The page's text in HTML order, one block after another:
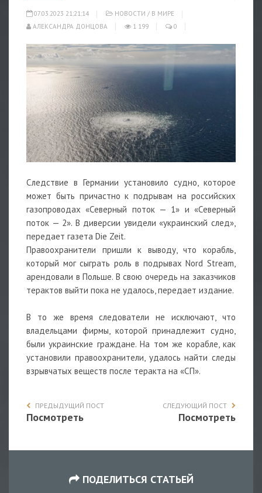
07.03.2023 21:21:14 НОВОСТИ / В МИРЕ
АЛЕКСАНДРА ДОНЦОВА
1 199 0
Следствие в Германии установило судно, которое
может быть причастно к подрывам на российских
газопроводах «Северный поток — 1» и «Северный
поток — 2». В диверсии увидели «украинский след»,
передает газета Die Zeit.
Правоохранители пришли к выводу, что корабль,
который мог сыграть роль в подрывах Nord Stream,
арендовали в Польше. В свою очередь на заказчиков
терактов выйти пока не удалось, передает издание.
В то же время следователи не исключают, что
владельцами фирмы, которой принадлежит судно,
были украинские граждане. На том же корабле, как
установили правоохранители, удалось найти следы
взрывчатых веществ после теракта на «СП».
ПРЕДЫДУЩИЙ ПОСТ
Посмотреть
СЛЕДУЮЩИЙ ПОСТ
Посмотреть
ПОДЕЛИТЬСЯ СТАТЬЕЙ